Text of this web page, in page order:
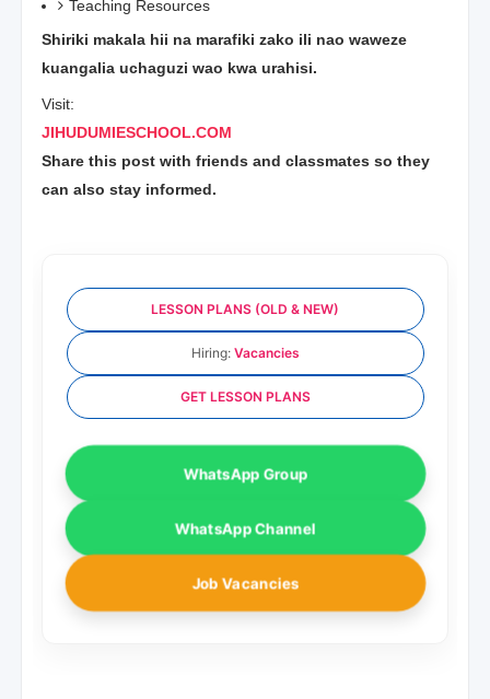
Teaching Resources
Shiriki makala hii na marafiki zako ili nao waweze
kuangalia uchaguzi wao kwa urahisi.
Visit:
JIHUDUMIESCHOOL.COM
Share this post with friends and classmates so they
can also stay informed.
LESSON PLANS (OLD & NEW)
Hiring: Vacancies
GET LESSON PLANS
WhatsApp Group
WhatsApp Channel
Job Vacancies